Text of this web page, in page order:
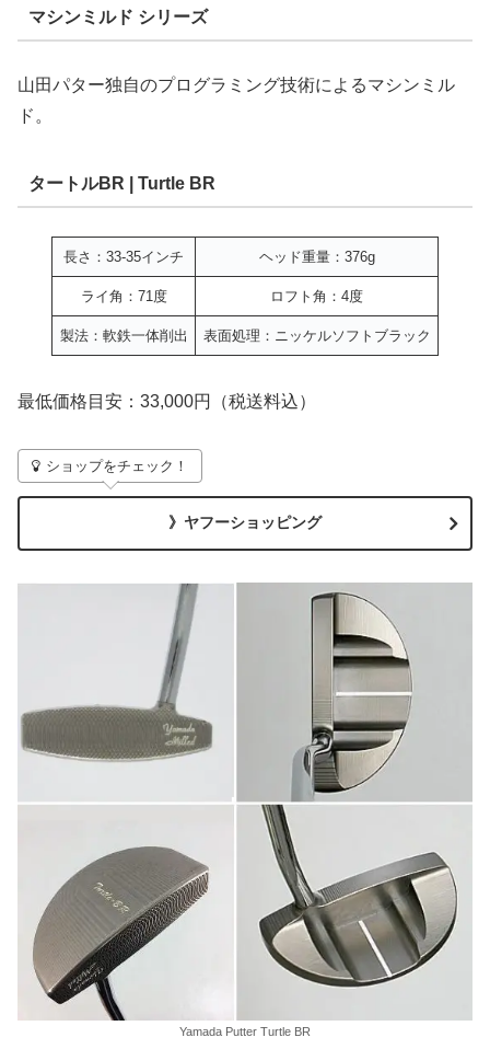
マシンミルド シリーズ
山田パター独自のプログラミング技術によるマシンミル
ド。
タートルBR | Turtle BR
長さ：33-35インチ ヘッド重量：376g
ライ角：71度 ロフト角：4度
製法：軟鉄一体削出 表面処理：ニッケルソフトブラック
最低価格目安：33,000円（税送料込）
ショップをチェック！
》ヤフーショッピング
Yamada Putter Turtle BR